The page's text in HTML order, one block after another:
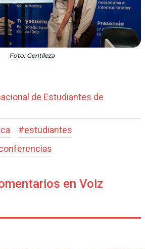
Foto: Gentileza
de Estudiantes de
#estudiantes
en Voiz